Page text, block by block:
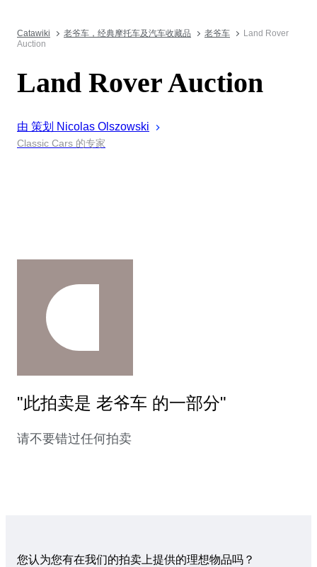
Catawiki 老爷车，经典摩托车及汽车收藏品 老爷车
Land Rover
Auction
Land Rover Auction
由 策划 Nicolas Olszowski
Classic Cars 的专家
"此拍卖是 老爷车 的一部分"
请不要错过任何拍卖
您认为您有在我们的拍卖上提供的理想物品吗？